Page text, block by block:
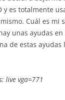
y es totalmente
Cuál es mi
unas ayudas
de estas ayudas
live vga=771